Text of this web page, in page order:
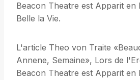
Beacon Theatre est Apparit en
Belle la Vie.
L'article Theo von Traite
Annene, Semaine», Lors de
Beacon Theatre est Apparit en